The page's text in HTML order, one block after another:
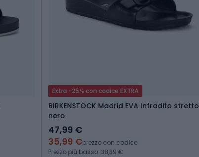
Extra -25% con codice EXTRA
BIRKENSTOCK Madrid EVA Infradito stretto
nero
47,99 €
35,99 €prezzo con codice
Prezzo più basso: 38,39 €